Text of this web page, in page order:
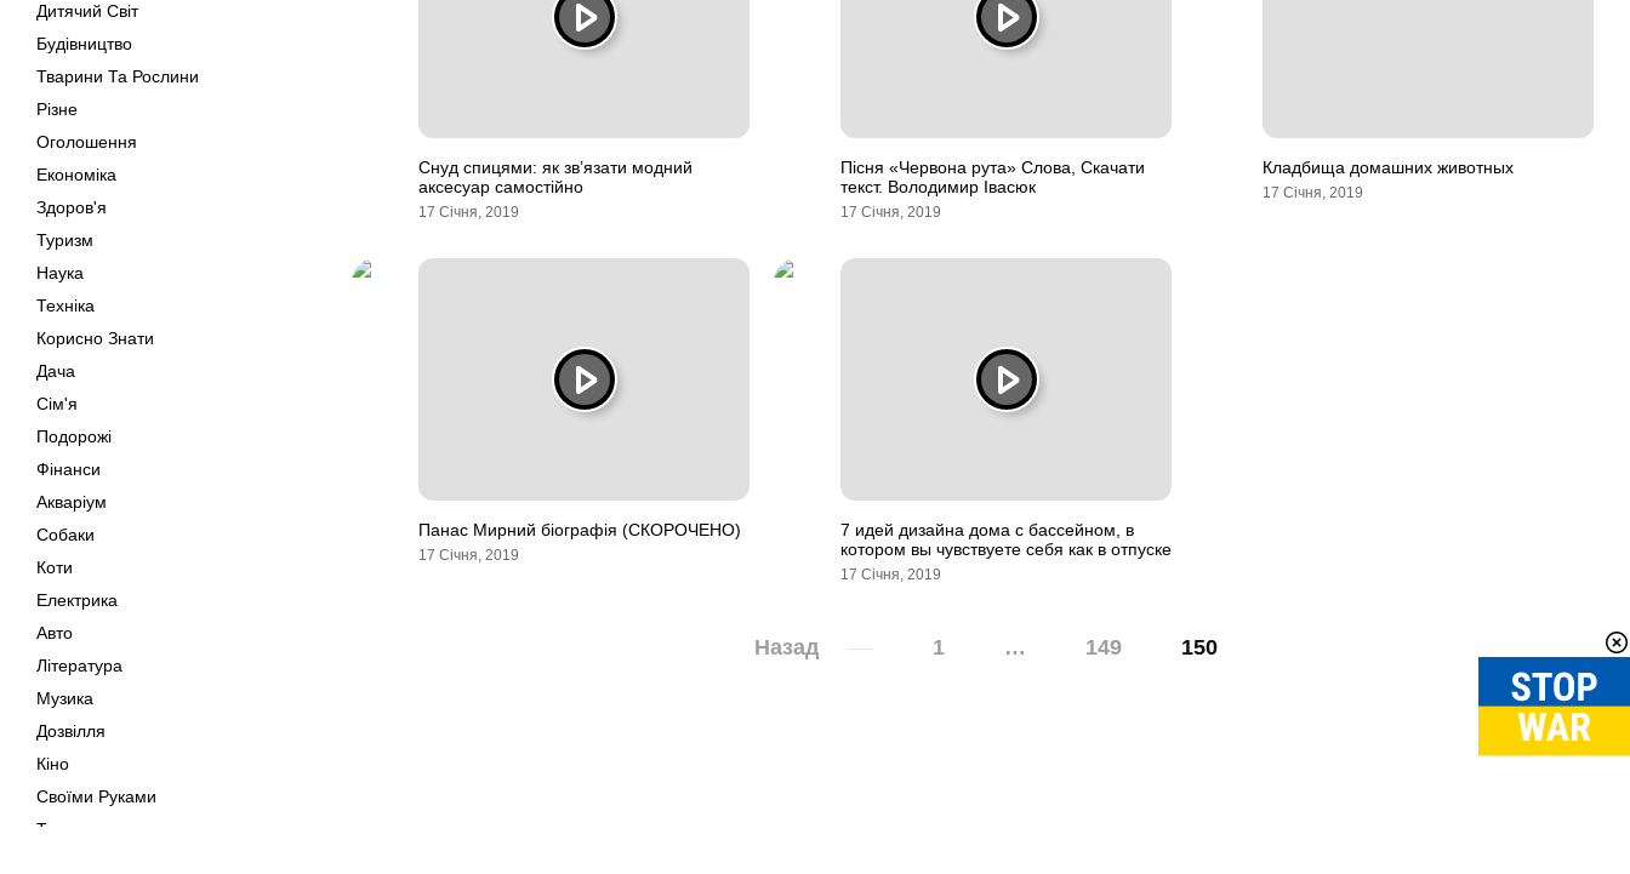
Дитячий Світ
Будівництво
Тварини Та Рослини
Різне
Оголошення
Економіка
Здоров'я
Туризм
Наука
Техніка
Корисно Знати
Дача
Сім'я
Подорожі
Фінанси
Акваріум
Собаки
Коти
Електрика
Авто
Література
Музика
Дозвілля
Кіно
Своїми Руками
Тварини
Снуд спицями: як зв’язати модний
аксесуар самостійно
17 Січня, 2019
Пісня «Червона рута» Слова, Скачати
текст. Володимир Івасюк
17 Січня, 2019
Кладбища домашних животных
17 Січня, 2019
Панас Мирний біографія (СКОРОЧЕНО)
17 Січня, 2019
7 идей дизайна дома с бассейном, в
котором вы чувствуете себя как в отпуске
17 Січня, 2019
Назад 1 … 149 150